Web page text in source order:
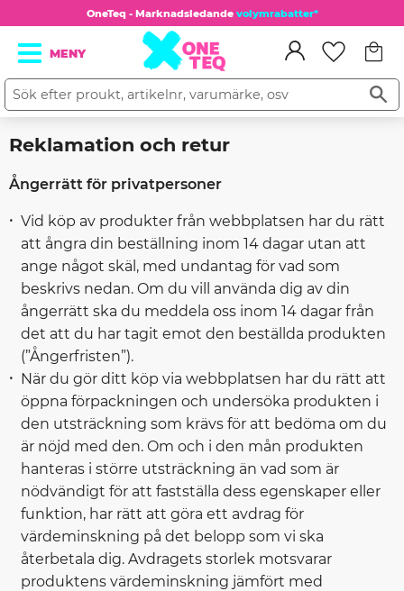
Meny
OneTeq - Marknadsledande volymrabatter*
Reklamation och retur
Ångerrätt för privatpersoner
Vid köp av produkter från webbplatsen har du rätt
att ångra din beställning inom 14 dagar utan att
ange något skäl, med undantag för vad som
beskrivs nedan. Om du vill använda dig av din
ångerrätt ska du meddela oss inom 14 dagar från
det att du har tagit emot den beställda produkten
(”Ångerfristen”).
När du gör ditt köp via webbplatsen har du rätt att
öppna förpackningen och undersöka produkten i
den utsträckning som krävs för att bedöma om du
är nöjd med den. Om och i den mån produkten
hanteras i större utsträckning än vad som är
nödvändigt för att fastställa dess egenskaper eller
funktion, har rätt att göra ett avdrag för
värdeminskning på det belopp som vi ska
återbetala dig. Avdragets storlek motsvarar
produktens värdeminskning jämfört med